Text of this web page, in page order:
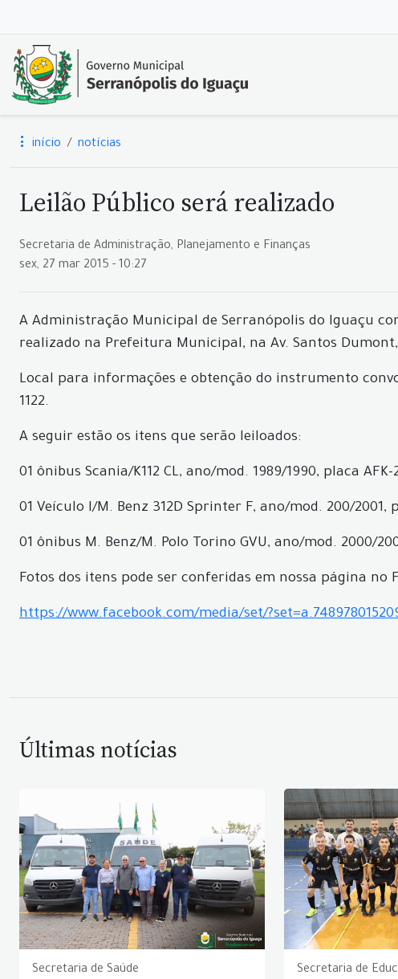
início notícias
Leilão Público será realizado
Secretaria de Administração, Planejamento e Finanças
sex, 27 mar 2015 - 10:27
A Administração Municipal de Serranópolis do Iguaçu
realizado na Prefeitura Municipal, na Av. Santos
Local para informações e obtenção do instrumento
1122.
A seguir estão os itens que serão leiloados:
01 ônibus Scania/K112 CL, ano/mod. 1989/1990, placa
01 Veículo I/M. Benz 312D Sprinter F, ano/mod. 200/2001,
01 ônibus M. Benz/M. Polo Torino GVU, ano/mod. 2000/
Fotos dos itens pode ser conferidas em nossa página no
https://www.facebook.com/media/set/
Últimas notícias
Secretaria de Saúde
Secretaria de